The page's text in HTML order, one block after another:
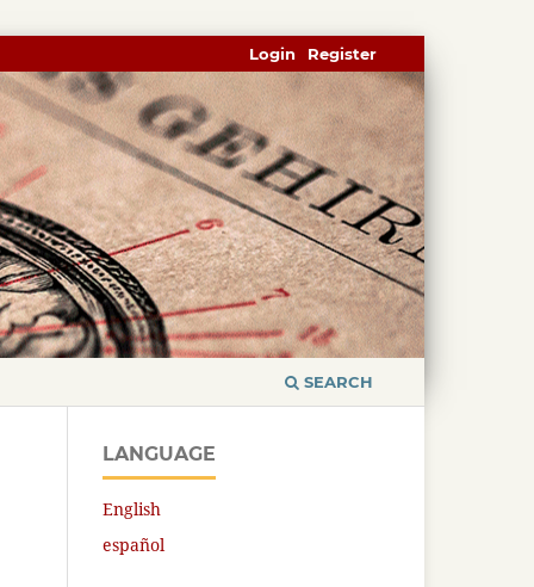
SEARCH
Register
Login
LANGUAGE
English
español